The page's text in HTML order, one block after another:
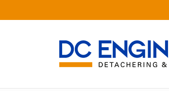
Ga